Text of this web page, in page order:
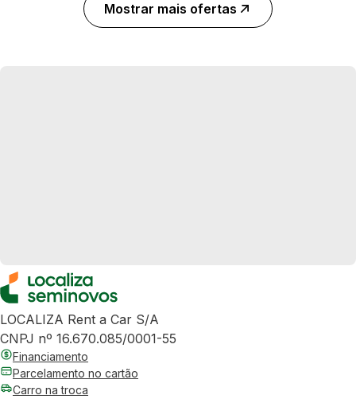
Mostrar mais ofertas
LOCALIZA Rent a Car S/A
CNPJ nº 16.670.085/0001-55
Financiamento
Parcelamento no cartão
Carro na troca